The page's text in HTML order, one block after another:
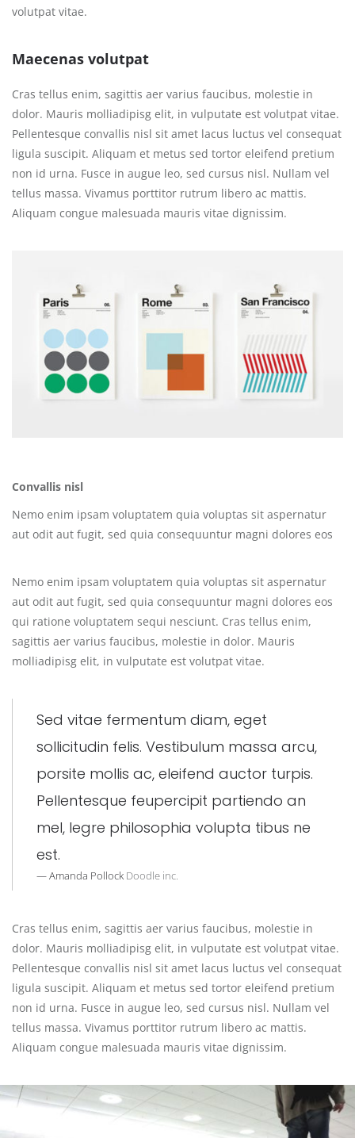
volutpat vitae.
Maecenas volutpat
Cras tellus enim, sagittis aer varius faucibus, molestie in
dolor. Mauris molliadipisg elit, in vulputate est volutpat vitae.
Pellentesque convallis nisl sit amet lacus luctus vel consequat
ligula suscipit. Aliquam et metus sed tortor eleifend pretium
non id urna. Fusce in augue leo, sed cursus nisl. Nullam vel
tellus massa. Vivamus porttitor rutrum libero ac mattis.
Aliquam congue malesuada mauris vitae dignissim.
Convallis nisl
Nemo enim ipsam voluptatem quia voluptas sit aspernatur
aut odit aut fugit, sed quia consequuntur magni dolores eos
Nemo enim ipsam voluptatem quia voluptas sit aspernatur
aut odit aut fugit, sed quia consequuntur magni dolores eos
qui ratione voluptatem sequi nesciunt. Cras tellus enim,
sagittis aer varius faucibus, molestie in dolor. Mauris
molliadipisg elit, in vulputate est volutpat vitae.
Sed vitae fermentum diam, eget
sollicitudin felis. Vestibulum massa arcu,
porsite mollis ac, eleifend auctor turpis.
Pellentesque feupercipit partiendo an
mel, legre philosophia volupta tibus ne
est.
Amanda Pollock Doodle inc.
Cras tellus enim, sagittis aer varius faucibus, molestie in
dolor. Mauris molliadipisg elit, in vulputate est volutpat vitae.
Pellentesque convallis nisl sit amet lacus luctus vel consequat
ligula suscipit. Aliquam et metus sed tortor eleifend pretium
non id urna. Fusce in augue leo, sed cursus nisl. Nullam vel
tellus massa. Vivamus porttitor rutrum libero ac mattis.
Aliquam congue malesuada mauris vitae dignissim.